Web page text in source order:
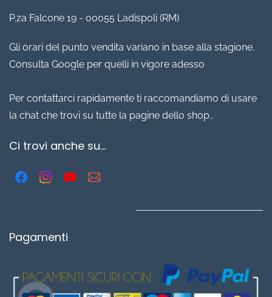
P.za Falcone 19 - 00055 Ladispoli (RM)
Gli orari del punto vendita variano in base alla stagione.
Consulta Google per quelli in vigore adesso
Per contattarci rapidamente ti raccomandiamo di usare
la chat che trovi su tutte la pagine dello shop..
Ci trovi anche su...
Pagamenti